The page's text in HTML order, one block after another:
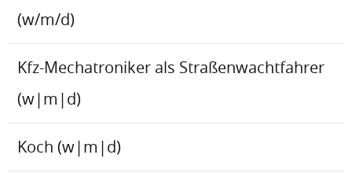
(w/m/d)
Kfz-Mechatroniker als Straßenwachtfahrer
(w|m|d)
Koch (w|m|d)